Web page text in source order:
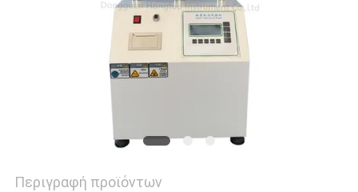
Περιγραφή προϊόντων